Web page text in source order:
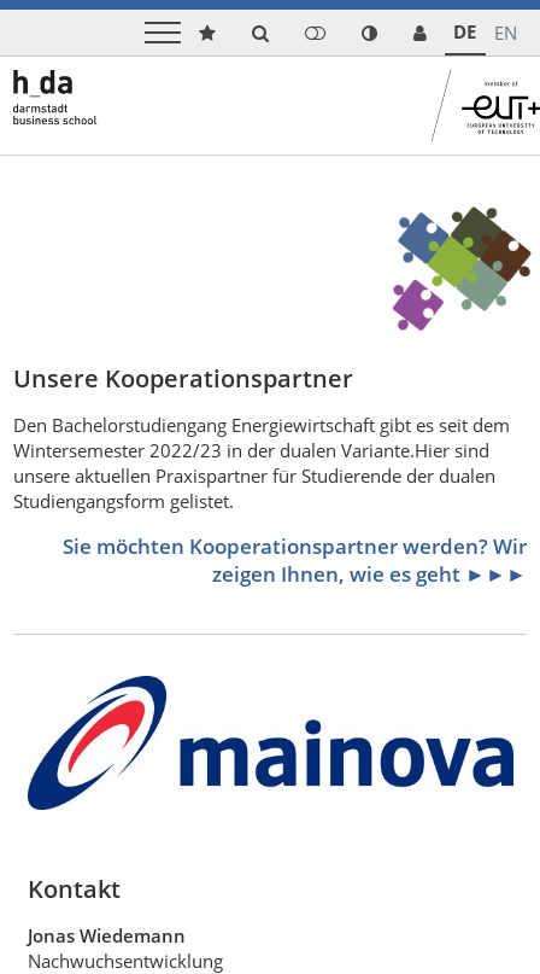
DE EN
Unsere Kooperationspartner
Den Bachelorstudiengang Energiewirtschaft gibt es seit dem
Wintersemester 2022/23 in der dualen Variante.Hier sind
unsere aktuellen Praxispartner für Studierende der dualen
Studiengangsform gelistet.
Sie möchten Kooperationspartner werden? Wir
zeigen Ihnen, wie es geht ►►►
Kontakt
Jonas Wiedemann
Nachwuchsentwicklung